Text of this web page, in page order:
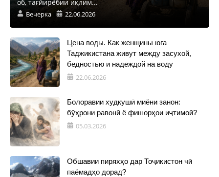
об, тағйирёбии иқлим...
Вечерка 22.06.2026
Цена воды. Как женщины юга
Таджикистана живут между засухой,
бедностью и надеждой на воду
22.06.2026
Болоравии худкушӣ миёни занон:
бӯҳрони равонӣ ё фишорҳои иҷтимоӣ?
05.03.2026
Обшавии пиряхҳо дар Тоҷикистон чӣ
паёмадҳо дорад?